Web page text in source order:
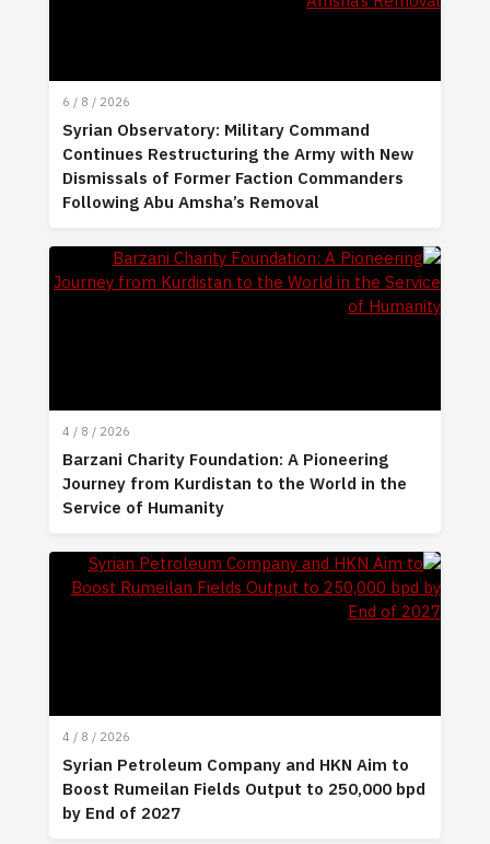
6 / 8 / 2026
Syrian Observatory: Military Command
Continues Restructuring the Army with New
Dismissals of Former Faction Commanders
Following Abu Amsha’s Removal
4 / 8 / 2026
Barzani Charity Foundation: A Pioneering
Journey from Kurdistan to the World in the
Service of Humanity
4 / 8 / 2026
Syrian Petroleum Company and HKN Aim to
Boost Rumeilan Fields Output to 250,000 bpd
by End of 2027